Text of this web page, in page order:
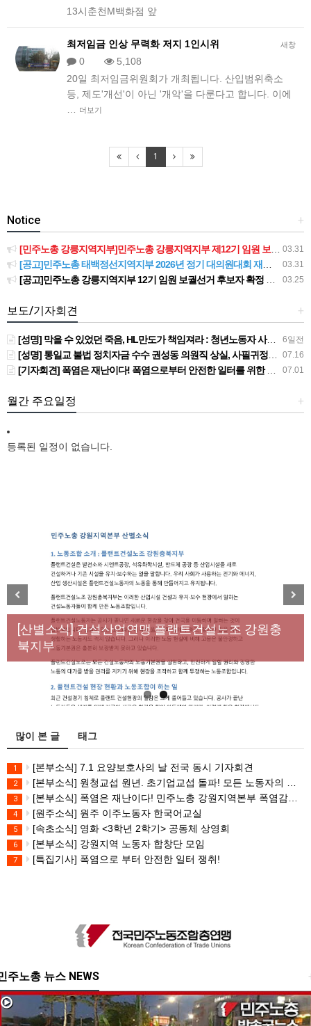
13시춘천M백화점 앞
새창
최저임금 인상 무력화 저지 1인시위
0
5,108
20일 최저임금위원회가 개최됩니다. 산입범위축소
등, 제도'개선'이 아닌 '개악'을 다룬다고 합니다. 이에
더보기
1
+
Notice
03.31
[민주노총 강릉지역지부]민주노총 강릉지역지부 제12기 임원 보궐선거결과 공고
03.31
[공고]민주노총 태백정선지역지부 2026년 정기 대의원대회 재소집 건
03.25
[공고]민주노총 강릉지역지부 12기 임원 보궐선거 후보자 확정 공고
+
보도/기자회견
6일전
[성명] 막을 수 있었던 죽음, HL만도가 책임져라 : 청년노동자 사망사고의 철저한 진상규명과 재발방지 대책 마련하라
07.16
[성명] 통일교 불법 정치자금 수수 권성동 의원직 상실, 사필귀정이다
07.01
[기자회견] 폭염은 재난이다! 폭염으로부터 안전한 일터를 위한 민주노총 강원지역본부 폭염감시단 선포 기자회견
+
월간 주요일정
등록된 일정이 없습니다.
[성명] 막을 수 있었던 죽음, HL만도가 책임져라 : 청
년노동자 사망사고의 철저한 진상규명과 재발방지
대책 마련하라
[산별소식] 건설산업연맹 플랜트건설노조 강원충
북지부
Previous Next
많이 본 글 태그
1 [본부소식] 7.1 요양보호사의 날 전국 동시 기자회견
2 [본부소식] 원청교섭 원년. 초기업교섭 돌파! 모든 노동자의 노동기본권 쟁취! 민주노총 7.15 총파업대회
3 [본부소식] 폭염은 재난이다! 민주노총 강원지역본부 폭염감시단 선포 기자회견
4 [원주소식] 원주 이주노동자 한국어교실
5 [속초소식] 영화 <3학년 2학기> 공동체 상영회
6 [본부소식] 강원지역 노동자 합창단 모임
7 [특집기사] 폭염으로 부터 안전한 일터 쟁취!
주노총 뉴스 NEWS